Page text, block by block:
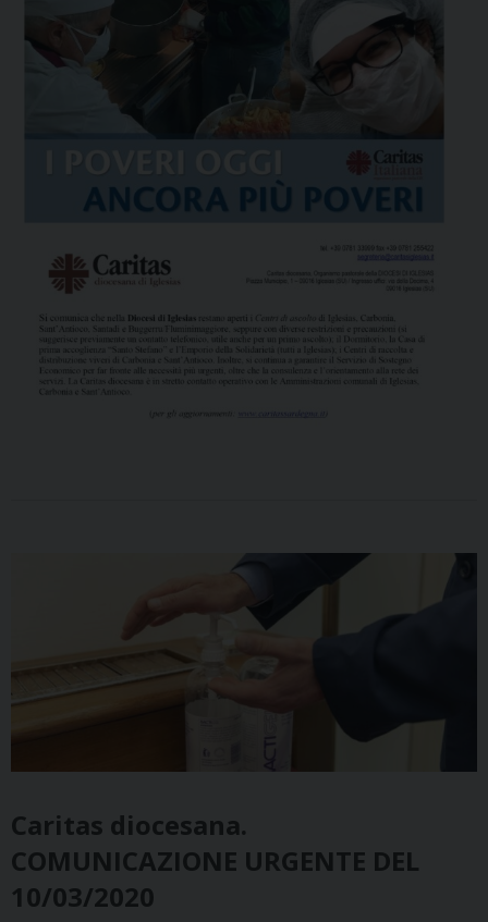
Caritas diocesana.
COMUNICAZIONE URGENTE DEL
10/03/2020